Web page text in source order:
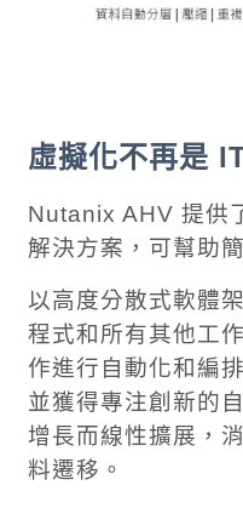
虛擬化不再是
Nutanix AHV 提供
解決方案，可幫助
以高度分散式軟體
程式和所有其他工
作進行自動化和編
並獲得專注創新的
增長而線性擴展，
料遷移。